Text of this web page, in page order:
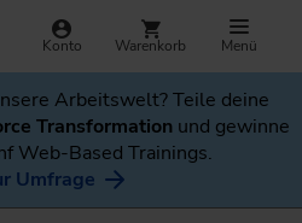
Konto Warenkorb Menü
Arbeitswelt? Teile deine
Transformation und gewinne
Web-Based Trainings.
Umfrage